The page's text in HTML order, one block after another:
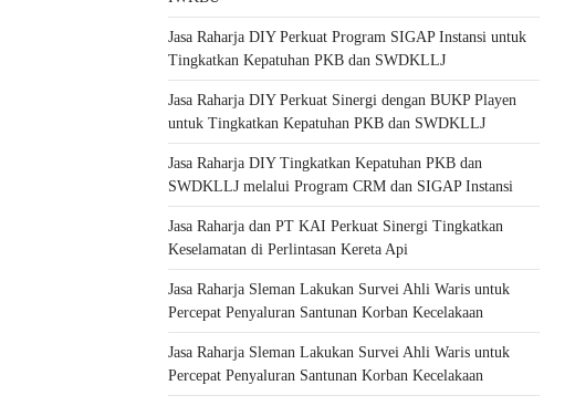
Jasa Raharja DIY Perkuat Program SIGAP Instansi untuk
Tingkatkan Kepatuhan PKB dan SWDKLLJ
Jasa Raharja DIY Perkuat Sinergi dengan BUKP Playen
untuk Tingkatkan Kepatuhan PKB dan SWDKLLJ
Jasa Raharja DIY Tingkatkan Kepatuhan PKB dan
SWDKLLJ melalui Program CRM dan SIGAP Instansi
Jasa Raharja dan PT KAI Perkuat Sinergi Tingkatkan
Keselamatan di Perlintasan Kereta Api
Jasa Raharja Sleman Lakukan Survei Ahli Waris untuk
Percepat Penyaluran Santunan Korban Kecelakaan
Jasa Raharja Sleman Lakukan Survei Ahli Waris untuk
Percepat Penyaluran Santunan Korban Kecelakaan